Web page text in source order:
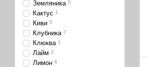
Земляника 5
Кактус 1
Киви 5
Клубника 7
Клюква 1
Лайм 2
Лимон 6